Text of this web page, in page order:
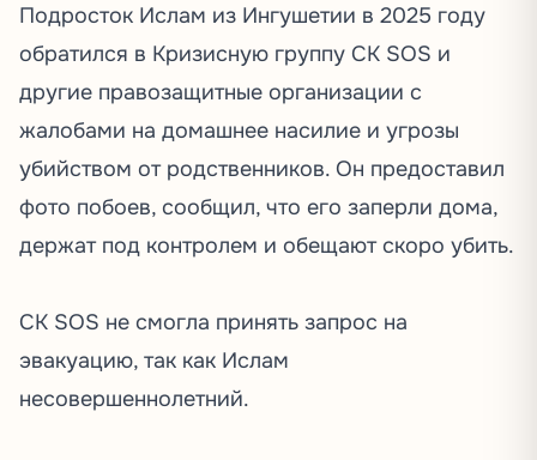
Подросток Ислам из Ингушетии в 2025 году
обратился в Кризисную группу СК SOS и
другие правозащитные организации с
жалобами на домашнее насилие и угрозы
убийством от родственников. Он предоставил
фото побоев, сообщил, что его заперли дома,
держат под контролем и обещают скоро убить.
СК SOS не смогла принять запрос на
эвакуацию, так как Ислам
несовершеннолетний.